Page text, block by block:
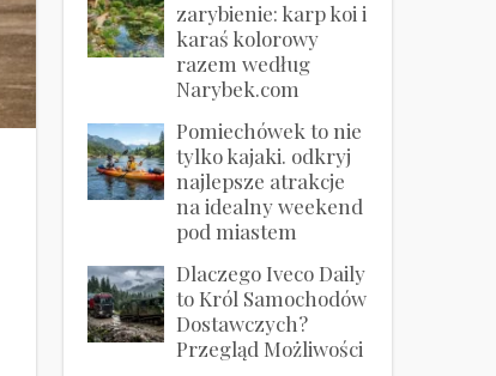
zarybienie: karp koi i
karaś kolorowy
razem według
Narybek.com
Pomiechówek to nie
tylko kajaki. odkryj
najlepsze atrakcje
na idealny weekend
pod miastem
Dlaczego Iveco Daily
to Król Samochodów
Dostawczych?
Przegląd Możliwości